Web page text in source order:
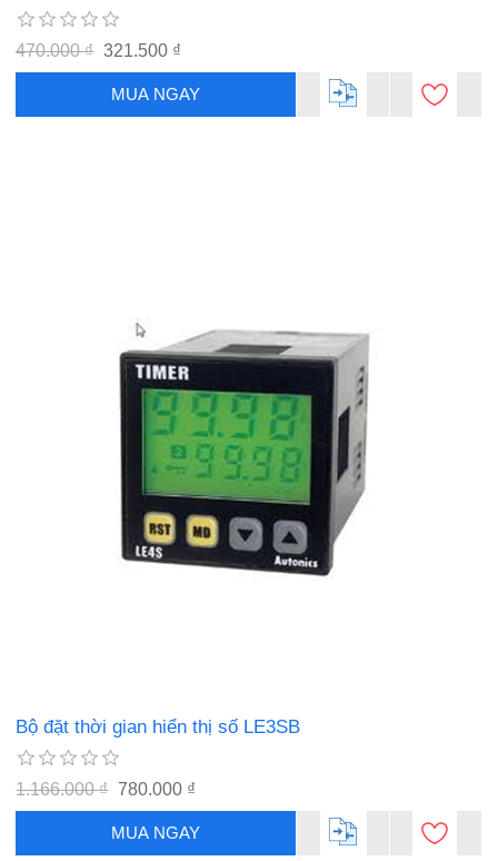
470.000 ₫ 321.500 ₫
MUA NGAY
Bộ đặt thời gian hiển thị số LE3SB
1.166.000 ₫ 780.000 ₫
MUA NGAY